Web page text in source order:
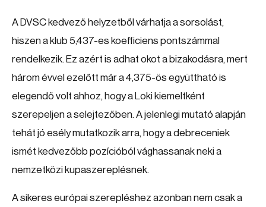
A DVSC kedvező helyzetből várhatja a sorsolást,
hiszen a klub 5,437-es koefficiens pontszámmal
rendelkezik. Ez azért is adhat okot a bizakodásra, mert
három évvel ezelőtt már a 4,375-ös együttható is
elegendő volt ahhoz, hogy a Loki kiemeltként
szerepeljen a selejtezőben. A jelenlegi mutató alapján
tehát jó esély mutatkozik arra, hogy a debreceniek
ismét kedvezőbb pozícióból vághassanak neki a
nemzetközi kupaszereplésnek.
A sikeres európai szerepléshez azonban nem csak a